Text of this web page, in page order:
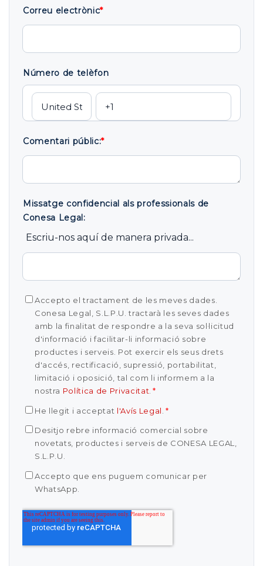
Correu electrònic*
Número de telèfon
Comentari públic:*
Missatge confidencial als professionals de
Conesa Legal:
Escriu-nos aquí de manera privada...
Accepto el tractament de les meves dades.
Conesa Legal, S.L.P.U. tractarà les seves dades
amb la finalitat de respondre a la seva sol·licitud
d'informació i facilitar-li informació sobre
productes i serveis. Pot exercir els seus drets
d'accés, rectificació, supressió, portabilitat,
limitació i oposició, tal com li informem a la
nostra Política de Privacitat *
He llegit i acceptat l'Avís Legal *
Desitjo rebre informació comercial sobre
novetats, productes i serveis de CONESA LEGAL,
S.L.P.U.
Accepto que ens puguem comunicar per
WhatsApp.